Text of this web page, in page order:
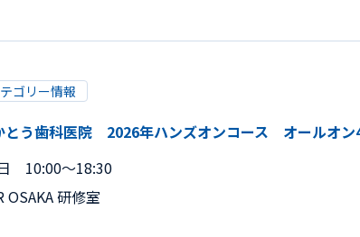
ゴリー情報
とう歯科医院 2026年ハンズオンコース オールオン
10:00～18:30
OSAKA 研修室